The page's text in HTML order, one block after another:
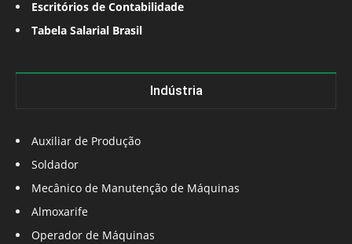
Escritórios de Contabilidade
Tabela Salarial Brasil
Indústria
Auxiliar de Produção
Soldador
Mecânico de Manutenção de Máquinas
Almoxarife
Operador de Máquinas